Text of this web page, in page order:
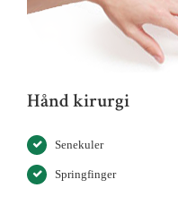
Hånd kirurgi
Senekuler
Springfinger